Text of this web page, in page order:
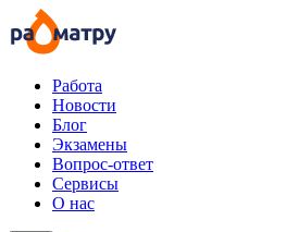
Работа
Новости
Блог
Экзамены
Вопрос-ответ
Сервисы
О нас